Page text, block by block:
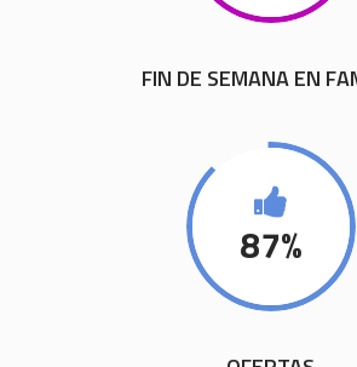
FIN DE SEMANA EN
87%